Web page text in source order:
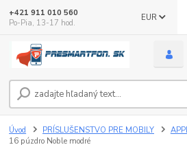
EUR
+421 911 010 560
Po-Pia, 13-17 hod.
Úvod PRÍSLUŠENSTVO PRE MOBILY
16 púzdro Noble modré